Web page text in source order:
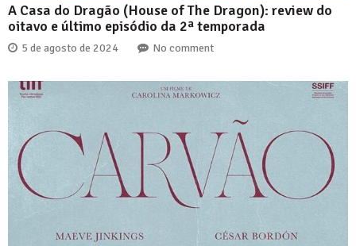
A Casa do Dragão (House of The Dragon): review do
oitavo e último episódio da 2ª temporada
5 de agosto de 2024 No comment